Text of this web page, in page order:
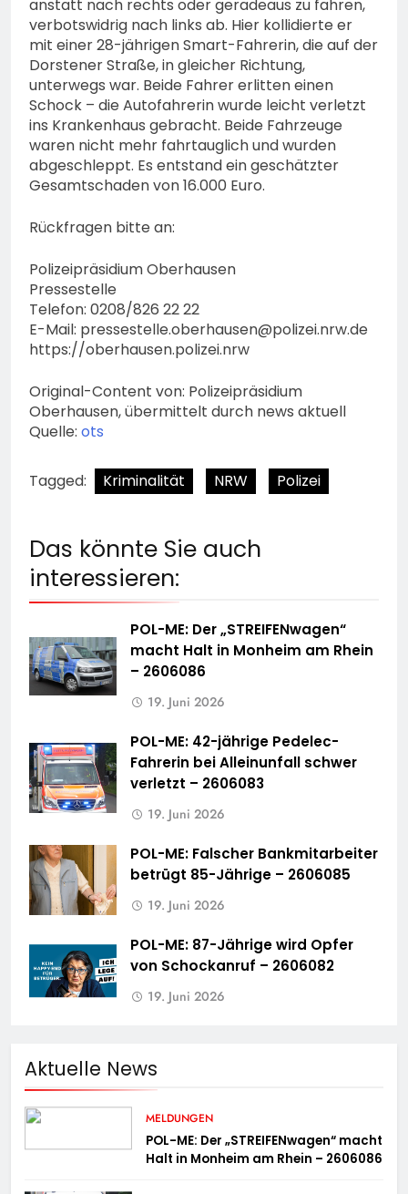
anstatt nach rechts oder geradeaus zu fahren,
verbotswidrig nach links ab. Hier kollidierte er
mit einer 28-jährigen Smart-Fahrerin, die auf der
Dorstener Straße, in gleicher Richtung,
unterwegs war. Beide Fahrer erlitten einen
Schock – die Autofahrerin wurde leicht verletzt
ins Krankenhaus gebracht. Beide Fahrzeuge
waren nicht mehr fahrtauglich und wurden
abgeschleppt. Es entstand ein geschätzter
Gesamtschaden von 16.000 Euro.
Rückfragen bitte an:
Polizeipräsidium Oberhausen
Pressestelle
Telefon: 0208/826 22 22
E-Mail: pressestelle.oberhausen@polizei.nrw.de
https://oberhausen.polizei.nrw
Original-Content von: Polizeipräsidium
Oberhausen, übermittelt durch news aktuell
Quelle: ots
Tagged: Kriminalität NRW Polizei
Das könnte Sie auch
interessieren:
POL-ME: Der „STREIFENwagen“
macht Halt in Monheim am Rhein
– 2606086
19. Juni 2026
POL-ME: 42-jährige Pedelec-
Fahrerin bei Alleinunfall schwer
verletzt – 2606083
19. Juni 2026
POL-ME: Falscher Bankmitarbeiter
betrügt 85-Jährige – 2606085
19. Juni 2026
POL-ME: 87-Jährige wird Opfer
von Schockanruf – 2606082
19. Juni 2026
Aktuelle News
MELDUNGEN
POL-ME: Der „STREIFENwagen“ macht
Halt in Monheim am Rhein – 2606086